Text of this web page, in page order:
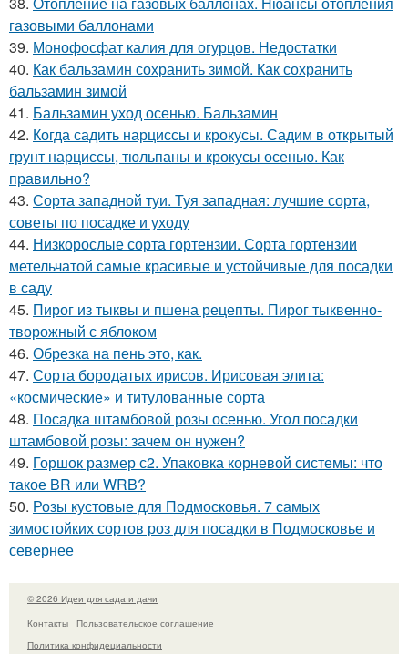
газовыми баллонами
39. Монофосфат калия для огурцов. Недостатки
40. Как бальзамин сохранить зимой. Как сохранить
бальзамин зимой
41. Бальзамин уход осенью. Бальзамин
42. Когда садить нарциссы и крокусы. Садим в открытый
грунт нарциссы, тюльпаны и крокусы осенью. Как
правильно?
43. Сорта западной туи. Туя западная: лучшие сорта,
советы по посадке и уходу
44. Низкорослые сорта гортензии. Сорта гортензии
метельчатой самые красивые и устойчивые для посадки
в саду
45. Пирог из тыквы и пшена рецепты. Пирог тыквенно-
творожный с яблоком
46. Обрезка на пень это, как.
47. Сорта бородатых ирисов. Ирисовая элита:
«космические» и титулованные сорта
48. Посадка штамбовой розы осенью. Угол посадки
штамбовой розы: зачем он нужен?
49. Горшок размер с2. Упаковка корневой системы: что
такое BR или WRB?
50. Розы кустовые для Подмосковья. 7 самых
зимостойких сортов роз для посадки в Подмосковье и
севернее
© 2026 Идеи для сада и дачи
Контакты
Пользовательское соглашение
Политика конфидециальности